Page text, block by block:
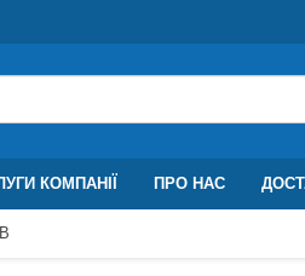
КОМПАНІЇ ПРО НАС